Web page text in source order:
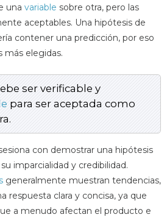
una variable sobre otra, pero las
aceptables. Una hipótesis de
contener una predicción, por eso
más elegidas.
ser verificable y
para ser aceptada como
con demostrar una hipótesis
imparcialidad y credibilidad.
generalmente muestran tendencias,
respuesta clara y concisa, ya que
a menudo afectan el producto e